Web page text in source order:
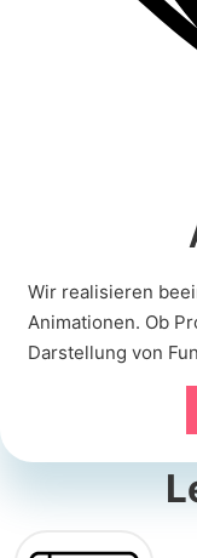
Wir realisieren
Animationen. Ob
Darstellung von